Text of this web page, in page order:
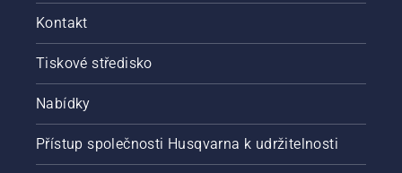
Kontakt
Tiskové středisko
Nabídky
Přístup společnosti Husqvarna k udržitelnosti